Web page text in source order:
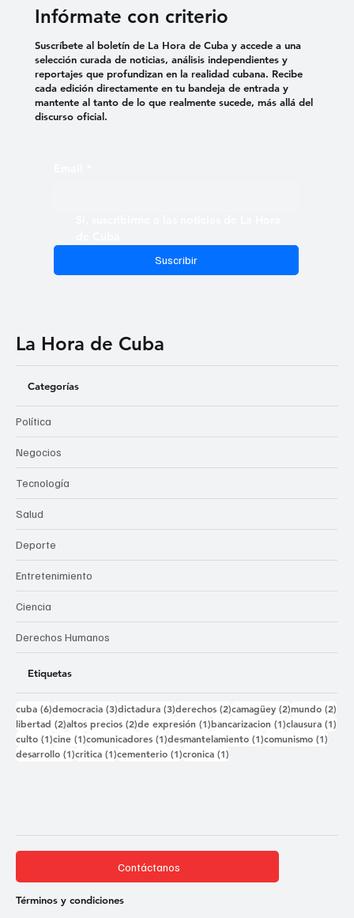
Infórmate con criterio
Suscribir
Suscríbete al boletín de La Hora de Cuba y accede a una
selección curada de noticias, análisis independientes y
reportajes que profundizan en la realidad cubana. Recibe
cada edición directamente en tu bandeja de entrada y
mantente al tanto de lo que realmente sucede, más allá del
discurso oficial.
La Hora de Cuba
Categorías
Política
Negocios
Tecnología
Salud
Deporte
Entretenimiento
Ciencia
Derechos Humanos
Etiquetas
cuba (6)6 entradas
democracia (3)3 entradas
dictadura (3)3 entradas
derechos (2)2 entradas
camagüey (2)2 entradas
mundo (2)
libertad (2)2 entradas
altos precios (2)2 entradas
de expresión (1)1 entrada
bancarizacion (1)1 entrada
clausura (1)
culto (1)1 entrada
cine (1)1 entrada
comunicadores (1)1 entrada
desmantelamiento (1)1 entrada
comunismo (1)
desarrollo (1)1 entrada
critica (1)1 entrada
cementerio (1)1 entrada
cronica (1)
Contáctanos
Términos y condiciones